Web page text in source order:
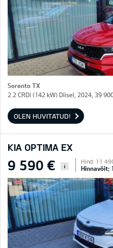
Sorento TX
2.2 CRDi (142 kW) Diisel, 2024, 39
OLEN HUVITATUD!
KIA OPTIMA EX
9 590 € i
Hind: 11
Hinnavõit: